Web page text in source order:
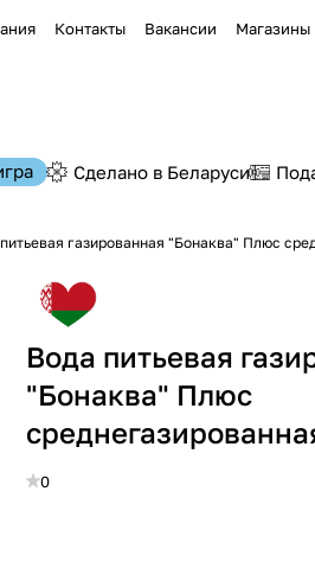
Контакты Вакансии Магазины
Сделано в Беларуси
газированная "Бонаква" Плюс
Вода питьевая
"Бонаква" Плюс
0